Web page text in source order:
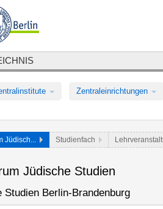
Zentraleinrichtungen
Jüdisch... Studienfach
Jüdische Studien
Studien Berlin-Brandenburg